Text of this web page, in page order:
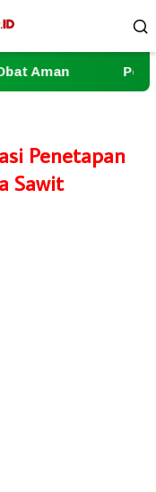
Turnamen
Penetapan
Sawit